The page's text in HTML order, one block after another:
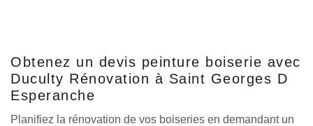
Obtenez un devis peinture boiserie avec
Duculty Rénovation à Saint Georges D
Esperanche
Planifiez la rénovation de vos boiseries en demandant un